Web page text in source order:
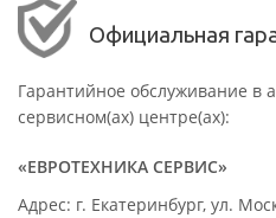
Официальная
Гарантийное обслуживание в
сервисном(ах) центре(ах):
«ЕВРОТЕХНИКА СЕРВИС»
Адрес: г. Екатеринбург, ул.